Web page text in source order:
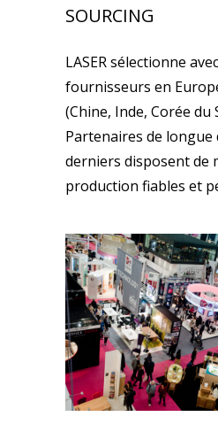
SOURCING
LASER sélectionne
fournisseurs en
(Chine, Inde, Corée du
Partenaires de longue
derniers disposent de
production fiables et